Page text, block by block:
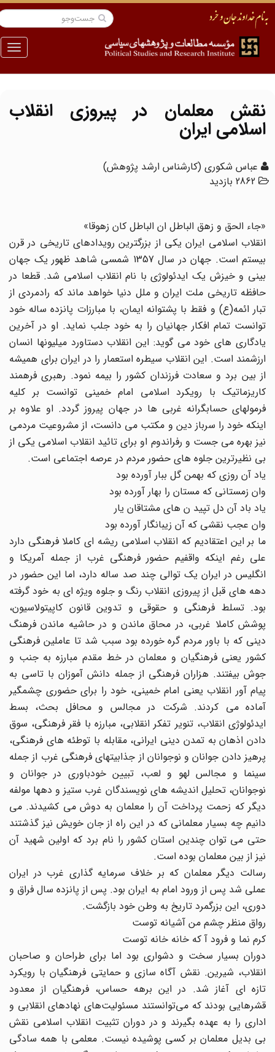
منو
نقش معلمان در پیروزى انقلاب
اسلامى ایران
عباس شکوری (کارشناس ارشد پژوهش)
2862 بازدید
«جاء الحق و زهق الباطل ان الباطل کان زهوقا»
انقلاب اسلامى ایران یکى از بزرگترین رویدادهاى تاریخى در قرن
بیستم است. جهان در سال 1357 شمسى شاهد ظهور یک جهان
بینى و خیزش یک ایدئولوژى با نام انقلاب اسلامى شد. قطعا در
حافظه تاریخى ملت ایران و ملل دنیا خواهد ماند که رادمردى از
تبار ائمه(ع) و فقط با پشتوانه ایمان، با مبارزات پانزده ساله خود
توانست تمام افکار جهانیان را به خود جلب نماید. او در آخرین
یادگارى هاى خود مى گوید: این انقلاب دستاورد میلیونها انسان
ارزشمند است. این انقلاب سیطره استعمار را در ایران براى همیشه
از بین برد و سعادت فرزندان کشور را بیمه نمود. رهبرى فرهمند
کاریزماتیک با رویکرد اسلامى امام خمینى توانست بر کلیه
فرمولهاى حسابگرانه غربى ها در جهان پیروز گردد. او علاوه بر
اینکه خود را سرباز دین و مکتب مى دانست، از مشروعیت مردمى
نیز بهره مى جست و رفراندوم او براى تائید انقلاب اسلامى یکى از
بى نظیرترین جلوه هاى حضور مردم در عرصه اجتماعى است.
یاد آن روزى که بهمن گل ببار آورده بود
وان زمستانى که مستان را بهار آورده بود
یاد باد آن دل تپید ن هاى مشتاقان یار
وان عجب نقشى که آن زیبانگار آورده بود
ما بر این اعتقادیم که انقلاب اسلامى ریشه اى کاملا فرهنگى دارد
على رغم اینکه واقفیم حضور فرهنگى غرب از جمله آمریکا و
انگلیس در ایران یک توالى چند صد ساله دارد، اما این حضور در
دهه هاى قبل از پیروزى انقلاب رنگ و جلوه ویژه اى به خود گرفته
بود. تسلط فرهنگى و حقوقى و تدوین قانون کاپیتولاسیون،
پوشش کاملا غربی، در محاق ماندن و در حاشیه ماندن فرهنگ
دینى که با باور مردم گره خورده بود سبب شد تا عاملین فرهنگى
کشور یعنى فرهنگیان و معلمان در خط مقدم مبارزه به جنب و
جوش بیفتند. هزاران فرهنگى از جمله دانش آموزان با تاسى به
پیام آور انقلاب یعنى امام خمینی، خود را براى حضورى چشمگیر
آماده مى کردند. شرکت در مجالس و محافل بحث، بسط
ایدئولوژى انقلاب، تنویر تفکر انقلابی، مبارزه با فقر فرهنگی، سوق
دادن اذهان به تمدن دینى ایرانی، مقابله با توطئه هاى فرهنگی،
پرهیز دادن جوانان و نوجوانان از جذابیتهاى فرهنگى غرب از جمله
سینما و مجالس لهو و لعب، تبیین خودباورى در جوانان و
نوجوانان، تحلیل اندیشه هاى نویسندگان غرب ستیز و دهها مولفه
دیگر که زحمت پرداخت آن را معلمان به دوش مى کشیدند. مى
دانیم چه بسیار معلمانى که در این راه از جان خویش نیز گذشتند
حتى مى توان چندین استان کشور را نام برد که اولین شهید آن
نیز از بین معلمان بوده است.
رسالت دیگر معلمان که بر خلاف سرمایه گذارى غرب در ایران
عملى شد پس از ورود امام به ایران بود. پس از پانزده سال فراق و
دوری، این بزرگمرد تاریخ به وطن خود بازگشت.
رواق منظر چشم من آشیانه توست
کرم نما و فرود آ که خانه خانه توست
دوران بسیار سخت و دشوارى بود اما براى طراحان و صاحبان
انقلاب، شیرین. نقش آگاه سازى و حمایتى فرهنگیان با رویکرد
تازه اى آغاز شد. در این برهه حساس، فرهنگیان از معدود
قشرهایى بودند که مى‌توانستند مسئولیت‌هاى نهادهاى انقلابى و
ادارى را به عهده بگیرند و در دوران تثبیت انقلاب اسلامى نقش
بى بدیل معلمان بر کسى پوشیده نیست. معلمى با همه سادگى